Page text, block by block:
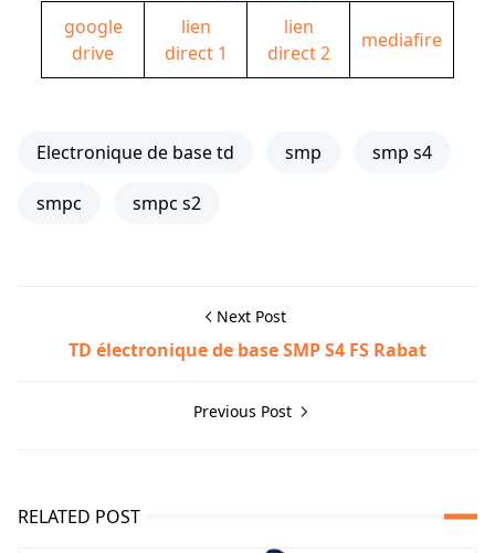
google
drive
lien
direct 1
lien
direct 2
mediafire
Electronique de base td smp smp s4
smpc smpc s2
Next Post
TD électronique de base SMP S4 FS Rabat
Previous Post
RELATED POST